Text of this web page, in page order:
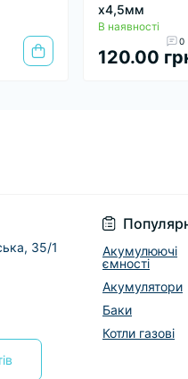
х4,5мм
В наявності
0
120.00
35/1
Акумулюючі
ємності
Акумулятори
Баки
Котли газові